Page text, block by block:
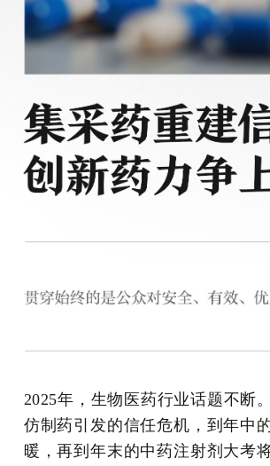
2025年，生物医药行业话题不断
仿制药引发的信任危机，到年中
暖，再到年末的中药注射剂大考